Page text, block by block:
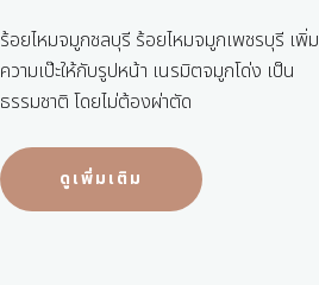
ร้อยไหมจมูกชลบุรี ร้อยไหมจมูกเพชรบุรี เพิ่ม
ความเป๊ะให้กับรูปหน้า เนรมิตจมูกโด่ง เป็น
ธรรมชาติ โดยไม่ต้องผ่าตัด
ดูเพิ่มเติม